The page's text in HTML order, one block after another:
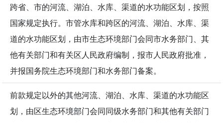
跨省、市的河流、湖泊、水库、渠道的水功能区划，按照
国家规定执行。市管水库和跨区的河流、湖泊、水库、渠
道的水功能区划，由市生态环境部门会同市水务部门、其
他有关部门和有关区人民政府编制，报市人民政府批准，
并报国务院生态环境部门和水务部门备案。
前款规定以外的其他河流、湖泊、水库、渠道的水功能区
划，由区生态环境部门会同同级水务部门和其他有关部门